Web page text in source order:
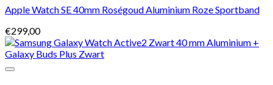
Apple Watch SE 40mm Roségoud Aluminium Roze Sportband
€299,00